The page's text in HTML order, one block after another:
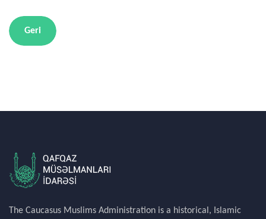
Geri
The Caucasus Muslims Administration is a historical, Islamic